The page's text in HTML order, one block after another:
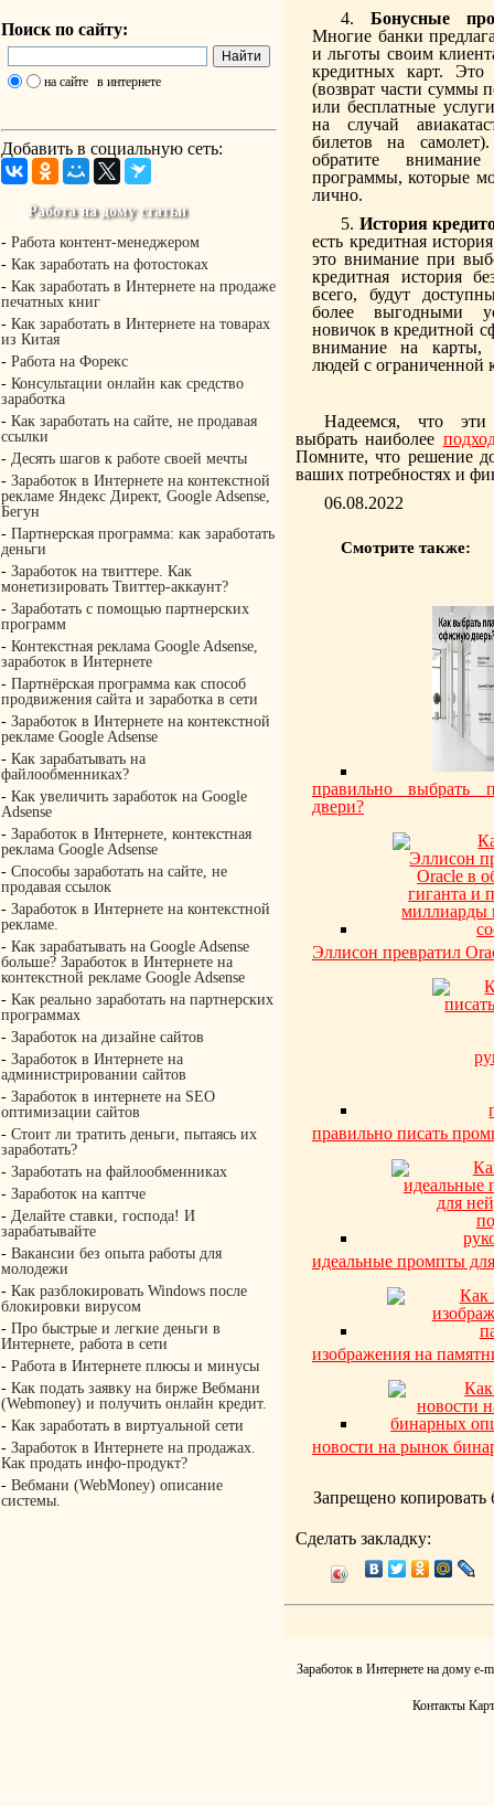
Поиск по сайту:
на сайте в интернете
Добавить в социальную сеть:
Работа на дому статьи
- Работа контент-менеджером
- Как заработать на фотостоках
- Как заработать в Интернете на продаже
печатных книг
- Как заработать в Интернете на товарах
из Китая
- Работа на Форекс
- Консультации онлайн как средство
заработка
- Как заработать на сайте, не продавая
ссылки
- Десять шагов к работе своей мечты
- Заработок в Интернете на контекстной
рекламе Яндекс Директ, Google Adsense,
Бегун
- Партнерская программа: как заработать
деньги
- Заработок на твиттере. Как
монетизировать Твиттер-аккаунт?
- Заработать с помощью партнерских
программ
- Контекстная реклама Google Adsense,
заработок в Интернете
- Партнёрская программа как способ
продвижения сайта и заработка в сети
- Заработок в Интернете на контекстной
рекламе Google Adsense
- Как зарабатывать на
файлообменниках?
- Как увеличить заработок на Google
Adsense
- Заработок в Интернете, контекстная
реклама Google Adsense
- Способы заработать на сайте, не
продавая ссылок
- Заработок в Интернете на контекстной
рекламе.
- Как зарабатывать на Google Adsense
больше? Заработок в Интернете на
контекстной рекламе Google Adsense
- Как реально заработать на партнерских
программах
- Заработок на дизайне сайтов
- Заработок в Интернете на
администрировании сайтов
- Заработок в интернете на SEO
оптимизации сайтов
- Стоит ли тратить деньги, пытаясь их
заработать?
- Заработать на файлообменниках
- Заработок на каптче
- Делайте ставки, господа! И
зарабатывайте
- Вакансии без опыта работы для
молодежи
- Как разблокировать Windows после
блокировки вирусом
- Про быстрые и легкие деньги в
Интернете, работа в сети
- Работа в Интернете плюсы и минусы
- Как подать заявку на бирже Вебмани
(Webmoney) и получить онлайн кредит.
- Как заработать в виртуальной сети
- Заработок в Интернете на продажах.
Как продать инфо-продукт?
- Вебмани (WebMoney) описание
системы.
Бонусные
Многие банки
и льготы своим
кредитных карт. Это
(возврат части суммы
или бесплатные
на случай
билетов на
обратите
программы, которые
лично.
История
есть кредитная
это внимание при
кредитная история
всего, будут
более выгодными
новичок в кредитной
внимание на карты,
людей с ограниченной
Надеемся, что
выбрать наиболее
Помните, что решение
ваших потребностях и
06.08.2022
Смотрите также:
правильно выбрать
двери?
Эллисон превратил
правильно писать
идеальные промпты
изображения на
новости на рынок
Запрещено копировать
Сделать закладку:
Заработок в Интернете на дому e-
Контакты